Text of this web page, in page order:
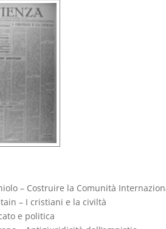
– Costruire la Comunità
– I cristiani e la civiltà
e politica